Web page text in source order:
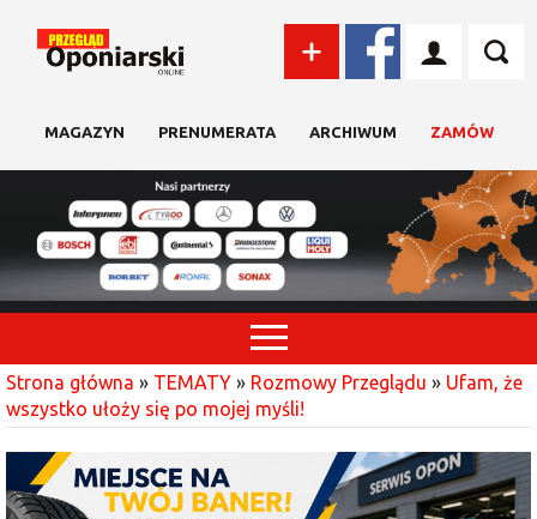
MAGAZYN PRENUMERATA ARCHIWUM ZAMÓW
Strona główna » TEMATY » Rozmowy Przeglądu » Ufam, że
wszystko ułoży się po mojej myśli!